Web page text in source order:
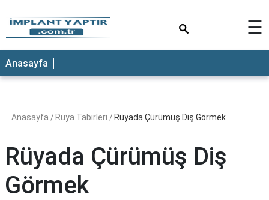
☰
Anasayfa
Anasayfa Rüya Tabirleri Rüyada Çürümüş Diş Görmek
Rüyada Çürümüş Diş
Görmek